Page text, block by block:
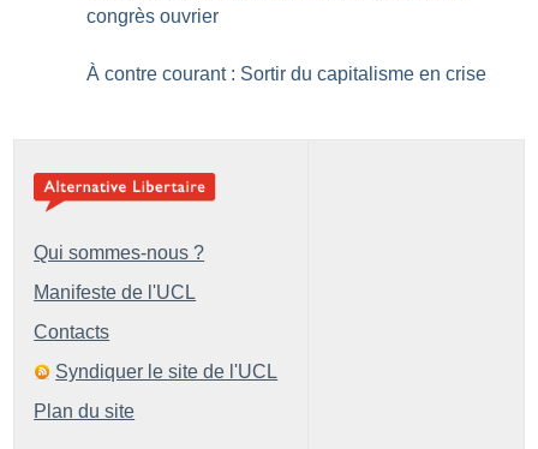
congrès ouvrier
À contre courant : Sortir du capitalisme en crise
Qui sommes-nous ?
Manifeste de l'UCL
Contacts
Syndiquer le site de l'UCL
Plan du site